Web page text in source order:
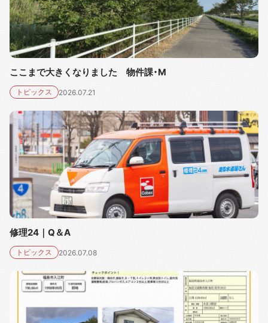
ここまで大きくなりました 物件課・M
トピックス 2026.07.21
修理24｜Q＆A
トピックス 2026.07.08